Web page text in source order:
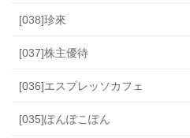
[038]珍來
[037]株主優待
[036]エスプレッソカフェ
[035]ぽんぽこぽん